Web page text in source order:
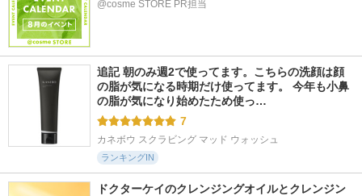
@cosme STORE PR担当
追記 朝のみ週2で使ってます。こちらの洗顔は顔
の脂が気になる時期だけ使ってます。 今年も小鼻
の脂が気になり始めたため使っ…
7
カネボウ スクラビング マッド ウォッシュ
ランキングIN
ドクターケイのクレンジングオイルとクレンジン